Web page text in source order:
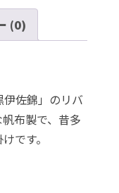
(0)
佐錦」のリバ
布製で、昔多
です。